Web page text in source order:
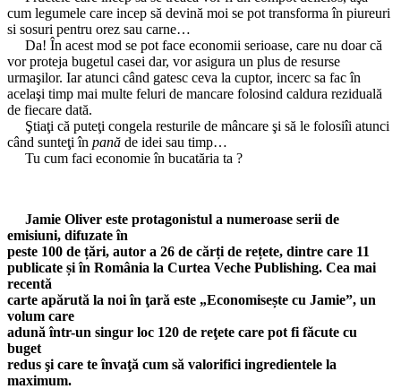
cum legumele care incep să devină moi se pot transforma în piureuri
si sosuri pentru orez sau carne…
Da! În acest mod se pot face economii serioase, care nu doar că
vor proteja bugetul casei dar, vor asigura un plus de resurse
urmaşilor. Iar atunci când gatesc ceva la cuptor, incerc sa fac în
acelaşi timp mai multe feluri de mancare folosind caldura reziduală
de fiecare dată.
Ştiaţi că puteţi congela resturile de mâncare şi să le folosiîi atunci
când sunteţi în pană de idei sau timp…
Tu cum faci economie în bucatăria ta ?
Jamie Oliver este protagonistul a numeroase serii de
emisiuni, difuzate în
peste 100 de țări, autor a 26 de cărți de rețete, dintre care 11
publicate și în România la Curtea Veche Publishing. Cea mai
recentă
carte apărută la noi în ţară este „Economisește cu Jamie”, un
volum care
adună într-un singur loc 120 de reţete care pot fi făcute cu
buget
redus şi care te învaţă cum să valorifici ingredientele la
maximum.